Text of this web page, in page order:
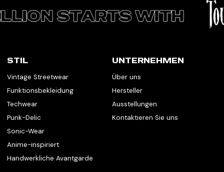
STIL
Vintage Streetwear
Funktionsbekleidung
Techwear
Punk-Delic
Sonic-Wear
Anime-inspiriert
Handwerkliche Avantgarde
UNTERNEHMEN
Über uns
Hersteller
Ausstellungen
Kontaktieren Sie uns